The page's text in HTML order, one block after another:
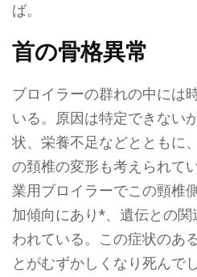
ば。
首の骨格異常
ブロイラーの群れの中には
いる。原因は特定できない
状、栄養不足などとともに
の頚椎の変形も考えられて
業用ブロイラーでこの頸椎
加傾向にあり*、遺伝との
われている。この症状のあ
とがむずかしくなり死んで